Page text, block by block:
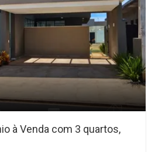
à Venda com 3 quartos,